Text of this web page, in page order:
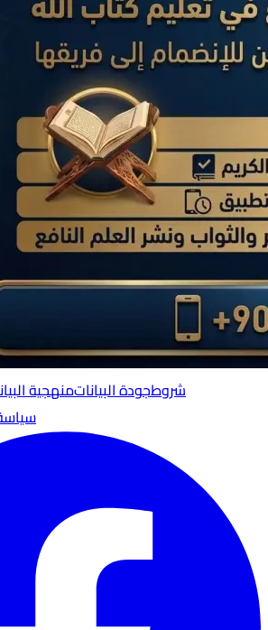
منهجيةجودة البياناتشروط